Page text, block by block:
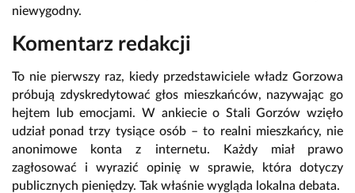
niewygodny.
Komentarz redakcji
To nie pierwszy raz, kiedy przedstawiciele władz Gorzowa
próbują zdyskredytować głos mieszkańców, nazywając go
hejtem lub emocjami. W ankiecie o Stali Gorzów wzięło
udział ponad trzy tysiące osób – to realni mieszkańcy, nie
anonimowe konta z internetu. Każdy miał prawo
zagłosować i wyrazić opinię w sprawie, która dotyczy
publicznych pieniędzy. Tak właśnie wygląda lokalna debata.